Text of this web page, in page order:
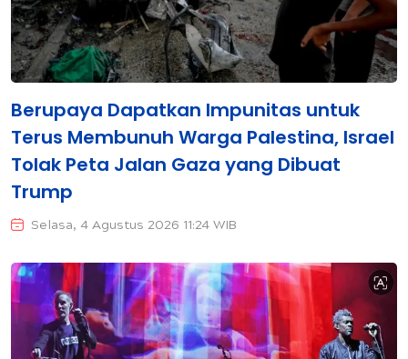
Berupaya Dapatkan Impunitas untuk
Terus Membunuh Warga Palestina, Israel
Tolak Peta Jalan Gaza yang Dibuat
Trump
Selasa, 4 Agustus 2026 11:24 WIB